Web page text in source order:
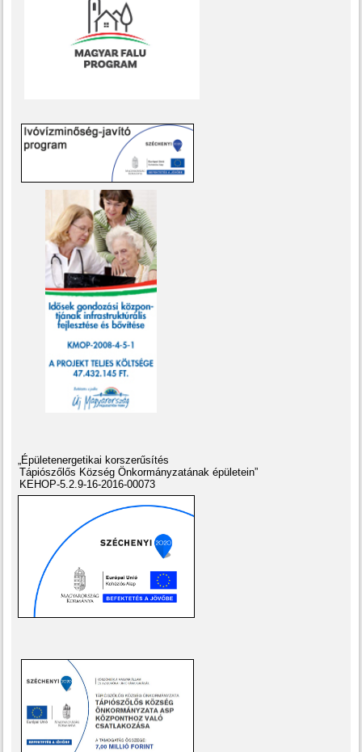
„Épületenergetikai korszerűsítés
Tápiószőlős Község Önkormányzatának épületein”
KEHOP-5.2.9-16-2016-00073